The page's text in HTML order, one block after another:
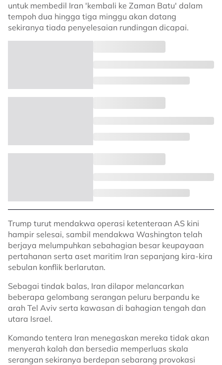
untuk membedil Iran 'kembali ke Zaman Batu' dalam
tempoh dua hingga tiga minggu akan datang
sekiranya tiada penyelesaian rundingan dicapai.
Trump turut mendakwa operasi ketenteraan AS kini
hampir selesai, sambil mendakwa Washington telah
berjaya melumpuhkan sebahagian besar keupayaan
pertahanan serta aset maritim Iran sepanjang kira-kira
sebulan konflik berlarutan.
Sebagai tindak balas, Iran dilapor melancarkan
beberapa gelombang serangan peluru berpandu ke
arah Tel Aviv serta kawasan di bahagian tengah dan
utara Israel.
Komando tentera Iran menegaskan mereka tidak akan
menyerah kalah dan bersedia memperluas skala
serangan sekiranya berdepan sebarang provokasi